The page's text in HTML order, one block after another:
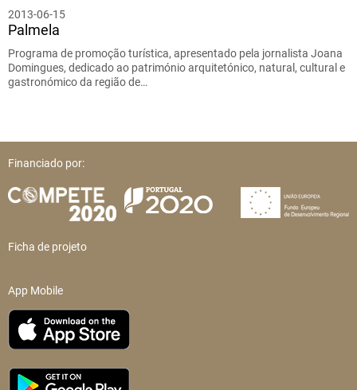
2013-06-15
Palmela
Programa de promoção turística, apresentado pela jornalista Joana
Domingues, dedicado ao património arquitetónico, natural, cultural e
gastronómico da região de…
Financiado por:
Ficha de projeto
App Mobile